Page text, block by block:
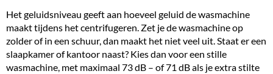
Het geluidsniveau geeft aan hoeveel geluid de wasmachine
maakt tijdens het centrifugeren. Zet je de wasmachine op
zolder of in een schuur, dan maakt het niet veel uit. Staat er een
slaapkamer of kantoor naast? Kies dan voor een stille
wasmachine, met maximaal 73 dB – of 71 dB als je extra stilte